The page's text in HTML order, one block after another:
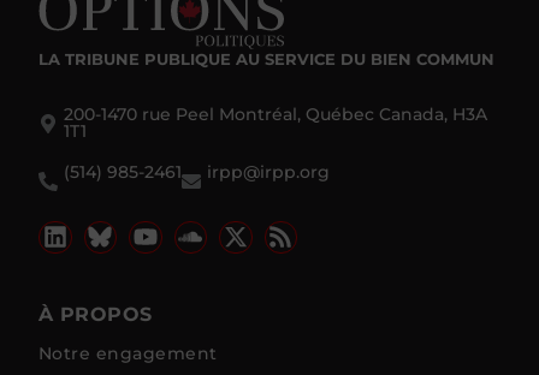
LA TRIBUNE PUBLIQUE AU SERVICE DU BIEN COMMUN
200-1470 rue Peel Montréal, Québec Canada, H3A
1T1
(514) 985-2461
irpp@irpp.org
À PROPOS
Notre engagement